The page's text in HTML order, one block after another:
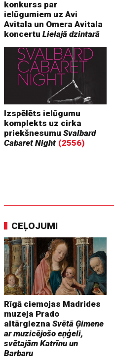
konkurss par
ielūgumiem uz Avi
Avitala un Omera Avitala
koncertuLielajā dzintarā
Izspēlēts ielūgumu
komplekts uz cirka
priekšnesumuSvalbard
Cabaret Night (2556)
CEĻOJUMI
Rīgā ciemojas Madrides
muzeja Prado
altārgleznaSvētā Ģimene
ar muzicējošo eņģeli,
svētajām Katrīnu un
Barbaru